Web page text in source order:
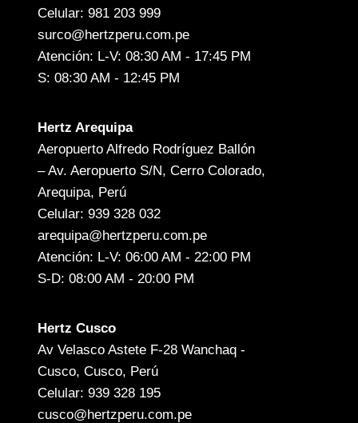
Celular: 981 203 999
surco@hertzperu.com.pe
Atención: L-V: 08:30 AM - 17:45 PM
S: 08:30 AM - 12:45 PM
Hertz Arequipa
Aeropuerto Alfredo Rodríguez Ballón
– Av. Aeropuerto S/N, Cerro Colorado,
Arequipa, Perú
Celular: 939 328 032
arequipa@hertzperu.com.pe
Atención: L-V: 06:00 AM - 22:00 PM
S-D: 08:00 AM - 20:00 PM
Hertz Cusco
Av Velasco Astete F-28 Wanchaq -
Cusco, Cusco, Perú
Celular: 939 328 195
cusco@hertzperu.com.pe